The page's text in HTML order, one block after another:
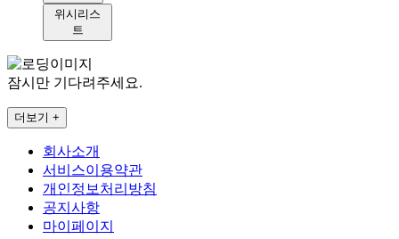
위시리스
트
잠시만 기다려주세요.
더보기 +
회사소개
서비스이용약관
개인정보처리방침
공지사항
마이페이지